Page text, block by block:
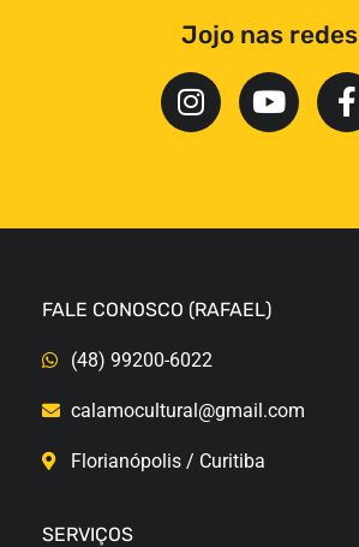
Jojo nas redes
FALE CONOSCO (RAFAEL)
(48) 99200-6022
calamocultural@gmail.com
Florianópolis / Curitiba
SERVIÇOS